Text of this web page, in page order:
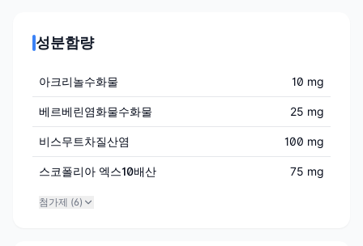
성분함량
아크리놀수화물 10 mg
베르베린염화물수화물 25 mg
비스무트차질산염 100 mg
스코폴리아 엑스10배산 75 mg
첨가제 (6)